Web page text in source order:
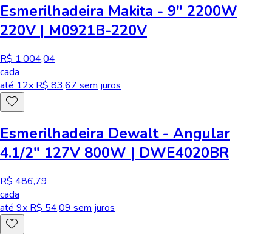
Esmerilhadeira Makita - 9" 2200W
220V | M0921B-220V
R$ 1.004,04
cada
até 12x R$ 83,67 sem juros
Esmerilhadeira Dewalt - Angular
4.1/2" 127V 800W | DWE4020BR
R$ 486,79
cada
até 9x R$ 54,09 sem juros